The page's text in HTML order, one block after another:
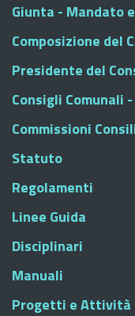
Giunta - Mandato
Composizione del
Presidente del
Consigli Comunali
Commissioni
Statuto
Regolamenti
Linee Guida
Disciplinari
Manuali
Progetti e Attività